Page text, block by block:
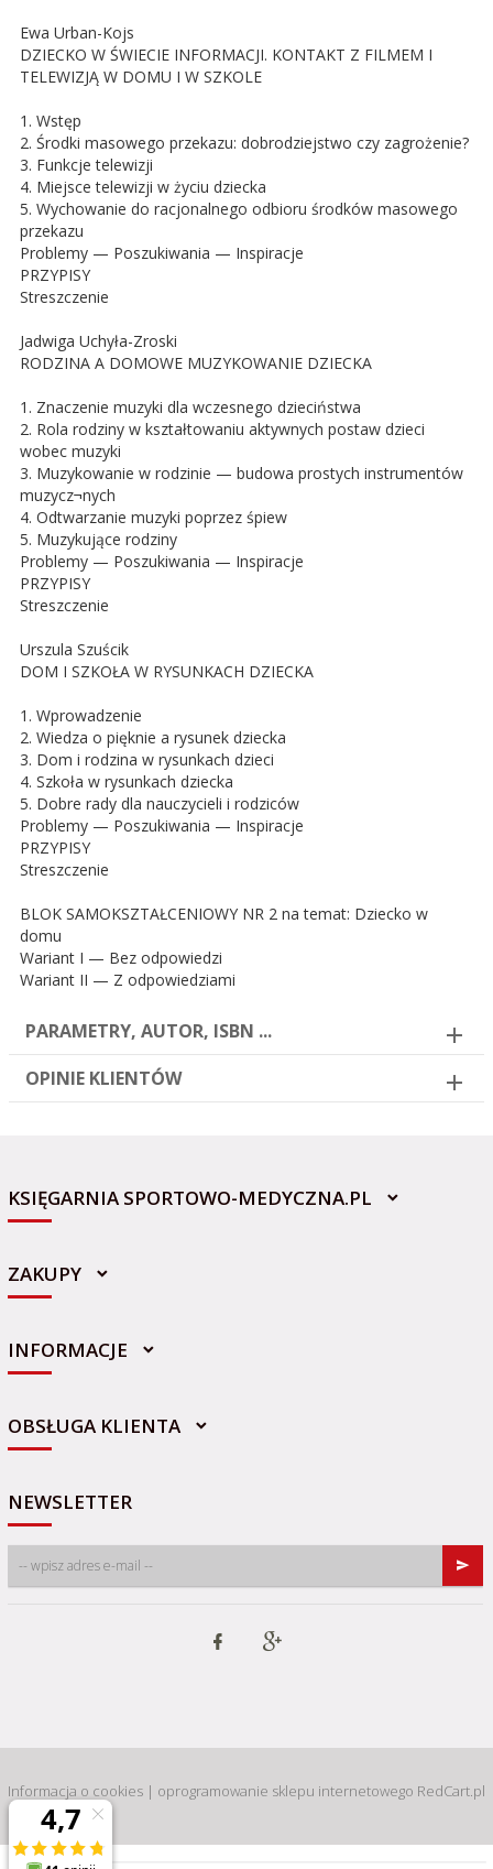
Ewa Urban-Kojs
DZIECKO W ŚWIECIE INFORMACJI. KONTAKT Z FILMEM I
TELEWIZJĄ W DOMU I W SZKOLE
1. Wstęp
2. Środki masowego przekazu: dobrodziejstwo czy zagrożenie?
3. Funkcje telewizji
4. Miejsce telewizji w życiu dziecka
5. Wychowanie do racjonalnego odbioru środków masowego
przekazu
Problemy — Poszukiwania — Inspiracje
PRZYPISY
Streszczenie
Jadwiga Uchyła-Zroski
RODZINA A DOMOWE MUZYKOWANIE DZIECKA
1. Znaczenie muzyki dla wczesnego dzieciństwa
2. Rola rodziny w kształtowaniu aktywnych postaw dzieci
wobec muzyki
3. Muzykowanie w rodzinie — budowa prostych instrumentów
muzycz¬nych
4. Odtwarzanie muzyki poprzez śpiew
5. Muzykujące rodziny
Problemy — Poszukiwania — Inspiracje
PRZYPISY
Streszczenie
Urszula Szuścik
DOM I SZKOŁA W RYSUNKACH DZIECKA
1. Wprowadzenie
2. Wiedza o pięknie a rysunek dziecka
3. Dom i rodzina w rysunkach dzieci
4. Szkoła w rysunkach dziecka
5. Dobre rady dla nauczycieli i rodziców
Problemy — Poszukiwania — Inspiracje
PRZYPISY
Streszczenie
BLOK SAMOKSZTAŁCENIOWY NR 2 na temat: Dziecko w
domu
Wariant I — Bez odpowiedzi
Wariant II — Z odpowiedziami
PARAMETRY, AUTOR, ISBN ...
OPINIE KLIENTÓW
KSIĘGARNIA SPORTOWO-MEDYCZNA.PL
sklep@sportowo-medyczna.pl
ZAKUPY
INFORMACJE
OBSŁUGA KLIENTA
NEWSLETTER
Informacja o cookies | oprogramowanie sklepu internetowego RedCart.pl